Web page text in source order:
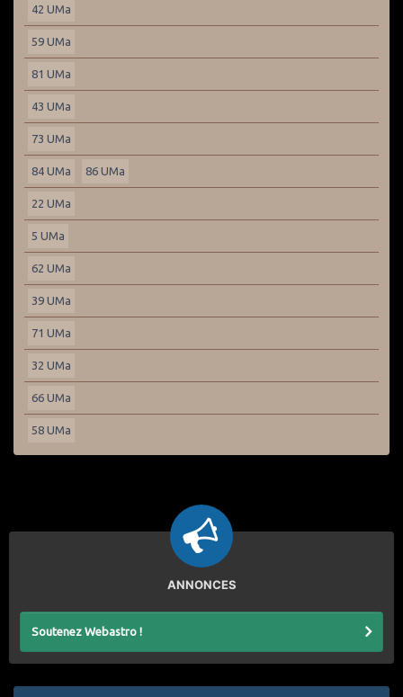
42 UMa
59 UMa
81 UMa
43 UMa
73 UMa
84 UMa 86 UMa
22 UMa
5 UMa
62 UMa
39 UMa
71 UMa
32 UMa
66 UMa
58 UMa
ANNONCES
Soutenez Webastro !